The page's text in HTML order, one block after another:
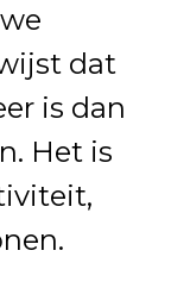
dat
is dan
Het is